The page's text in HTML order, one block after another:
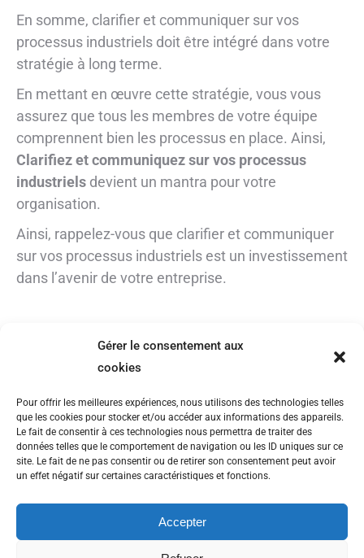
Gérer le consentement aux
cookies
Pour offrir les meilleures expériences, nous utilisons des technologies telles
que les cookies pour stocker et/ou accéder aux informations des appareils.
Le fait de consentir à ces technologies nous permettra de traiter des
données telles que le comportement de navigation ou les ID uniques sur ce
site. Le fait de ne pas consentir ou de retirer son consentement peut avoir
un effet négatif sur certaines caractéristiques et fonctions.
Accepter
En somme, clarifier et communiquer sur vos
processus industriels doit être intégré dans votre
stratégie à long terme.
En mettant en œuvre cette stratégie, vous vous
assurez que tous les membres de votre équipe
comprennent bien les processus en place. Ainsi,
Clarifiez et communiquez sur vos processus
industriels devient un mantra pour votre
organisation.
Ainsi, rappelez-vous que clarifier et communiquer
sur vos processus industriels est un investissement
dans l’avenir de votre entreprise.
Tél : 06 28 25 25 09
Mail :glefort@visual2explain.com
SUIVEZ-NOUS